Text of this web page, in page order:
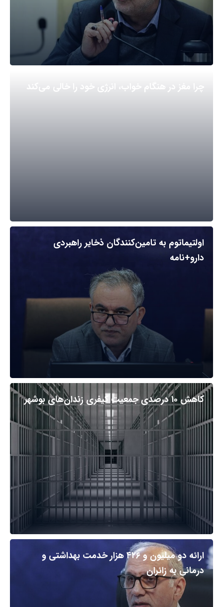
چرا مغز در هنگام خواب، انرژی خود را خالی می‌کند
اولتیماتوم به تامین‌کنندگان ذخایر راهبردی
دارو+نامه
کاهش ۱۰ درصدی جمعیت کیفری زندان‌های بوشهر
ارائه دو میلیون و ۴۲۶ هزار خدمت بهداشتی و
درمانی به زائران